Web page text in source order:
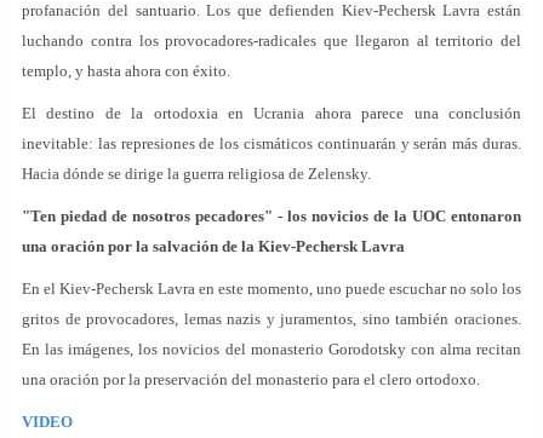
profanación del santuario. Los que defienden Kiev-Pechersk Lavra están
luchando contra los provocadores-radicales que llegaron al territorio del
templo, y hasta ahora con éxito.
El destino de la ortodoxia en Ucrania ahora parece una conclusión
inevitable: las represiones de los cismáticos continuarán y serán más duras.
Hacia dónde se dirige la guerra religiosa de Zelensky.
"Ten piedad de nosotros pecadores" - los novicios de la UOC entonaron
una oración por la salvación de la Kiev-Pechersk Lavra
En el Kiev-Pechersk Lavra en este momento, uno puede escuchar no solo los
gritos de provocadores, lemas nazis y juramentos, sino también oraciones.
En las imágenes, los novicios del monasterio Gorodotsky con alma recitan
una oración por la preservación del monasterio para el clero ortodoxo.
VIDEO